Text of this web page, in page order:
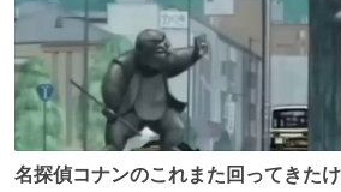
名探偵コナンのこれまた回ってきた